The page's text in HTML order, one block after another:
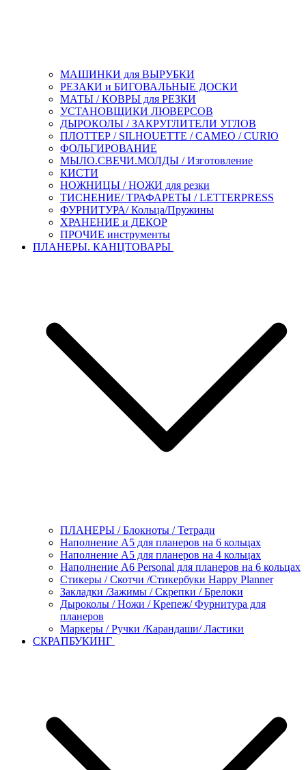
МАШИНКИ для ВЫРУБКИ
РЕЗАКИ и БИГОВАЛЬНЫЕ ДОСКИ
МАТЫ / КОВРЫ для РЕЗКИ
УСТАНОВЩИКИ ЛЮВЕРСОВ
ДЫРОКОЛЫ / ЗАКРУГЛИТЕЛИ УГЛОВ
ПЛОТТЕР / SILHOUETTE / CAMEO / CURIO
ФОЛЬГИРОВАНИЕ
МЫЛО.СВЕЧИ.МОЛДЫ / Изготовление
КИСТИ
НОЖНИЦЫ / НОЖИ для резки
ТИСНЕНИЕ/ ТРАФАРЕТЫ / LETTERPRESS
ФУРНИТУРА/ Кольца/Пружины
ХРАНЕНИЕ и ДЕКОР
ПРОЧИЕ инструменты
ПЛАНЕРЫ. КАНЦТОВАРЫ
ПЛАНЕРЫ / Блокноты / Тетради
Наполнение А5 для планеров на 6 кольцах
Наполнение А5 для планеров на 4 кольцах
Наполнение А6 Personal для планеров на 6 кольцах
Стикеры / Скотчи /Стикербуки Happy Planner
Закладки /Зажимы / Скрепки / Брелоки
Дыроколы / Ножи / Крепеж/ Фурнитура для
планеров
Маркеры / Ручки /Карандаши/ Ластики
СКРАПБУКИНГ